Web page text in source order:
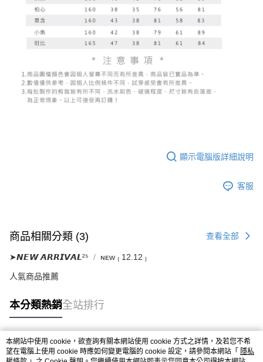
顯示電腦版詳細說明
客服
商品相關分類 (3) 查看全部
➤𝙉𝙀𝙒 𝘼𝙍𝙍𝙄𝙑𝘼𝙇²⁵ ɴᴇᴡ ₍ 12.12 ₎
人氣商品推薦
本分類熱銷全站排行
熱門標籤
本網站中使用 cookie，欲查詢有關本網站使用 cookie 方式之詳情，及若您不希
望在電腦上使用 cookie 時應如何變更電腦的 cookie 設定，請參閱本網站「 隱私